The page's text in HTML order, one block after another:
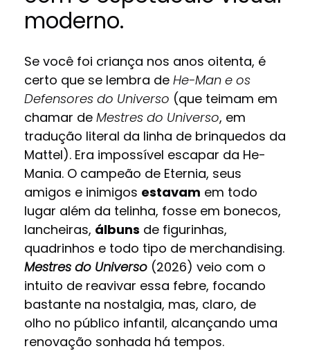
moderno.
Se você foi criança nos anos oitenta, é
certo que se lembra de He-Man e os
Defensores do Universo (que teimam em
chamar de Mestres do Universo, em
tradução literal da linha de brinquedos da
Mattel). Era impossível escapar da He-
Mania. O campeão de Eternia, seus
amigos e inimigos estavam em todo
lugar além da telinha, fosse em bonecos,
lancheiras, álbuns de figurinhas,
quadrinhos e todo tipo de merchandising.
Mestres do Universo(2026) veio com o
intuito de reavivar essa febre, focando
bastante na nostalgia, mas, claro, de
olho no público infantil, alcançando uma
renovação sonhada há tempos.